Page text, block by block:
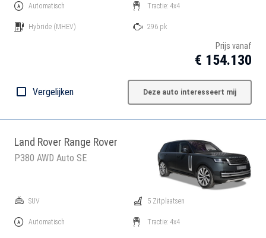
Automatisch
Hybride (MHEV)
Tractie: 4x4
296 pk
Prijs vanaf
€ 154.130
Vergelijken Deze auto interesseert mij
Land Rover Range Rover
P380 AWD Auto SE
SUV
Automatisch
5 Zitplaatsen
Tractie: 4x4